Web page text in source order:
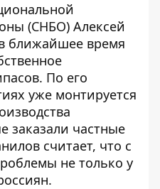
(СНБО) Алексей
ближайшее время
. По его
уже монтируется
заказали частные
считает, что с
не только у